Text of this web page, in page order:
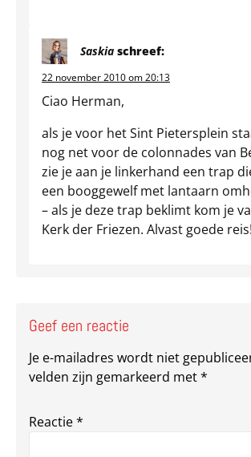
Saskia schreef:
22 november 2010 om 20:13
Ciao Herman,
als je voor het Sint Pietersplein
nog net voor de colonnades van
zie je aan je linkerhand een trap
een booggewelf met lantaarn
– als je deze trap beklimt kom je
Kerk der Friezen. Alvast goede reis!
Geef een reactie
Je e-mailadres wordt niet
velden zijn gemarkeerd met*
Reactie*